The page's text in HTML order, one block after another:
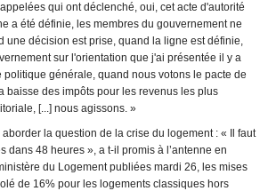
qui ont déclenché, oui, cet acte d'autorité
a été définie, les membres du gouvernement ne
une décision est prise, quand la ligne est définie,
sur l'orientation que j'ai présentée il y a
générale, quand nous votons le pacte de
baisse des impôts pour les revenus les plus
[...] nous agissons. »
la question de la crise du logement : « Il faut
48 heures », a t-il promis à l’antenne en
du Logement publiées mardi 26, les mises
de 16% pour les logements classiques hors